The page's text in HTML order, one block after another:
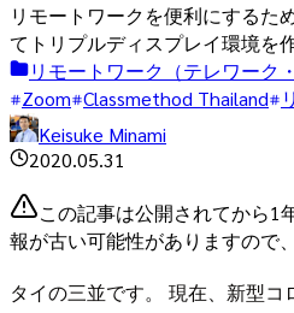
リモートワークを便利にするた
てトリプルディスプレイ環境を
リモートワーク（テレワーク
Zoom Classmethod Thailand
Keisuke Minami
2020.05.31
この記事は公開されてから1
報が古い可能性がありますので
タイの三並です。 現在、新型コ